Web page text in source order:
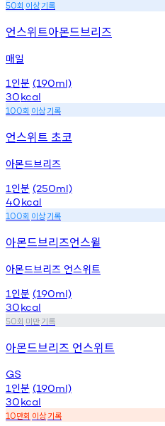
50회 이상기록
언스위트아몬드브리즈
매일
1 인분 (190ml)
30kcal
100회 이상기록
언스위트 초코
아몬드브리즈
1 인분 (250ml)
40kcal
100회 이상기록
아몬드브리즈언스윝
아몬드브리즈 언스위트
1 인분 (190ml)
30kcal
50회 미만기록
아몬드브리즈 언스위트
GS
1 인분 (190ml)
30kcal
10만회 이상기록